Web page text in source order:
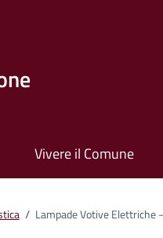
Vivere il Comune
/ Lampade Votive Elettriche